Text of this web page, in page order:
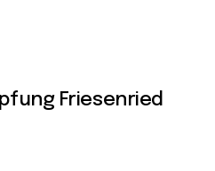
Friesenried